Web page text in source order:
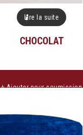
Lire la suite
CHOCOLAT
+ Ajouter pour soumission